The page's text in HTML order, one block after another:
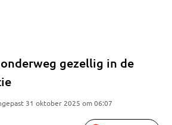
gezellig in de
31 oktober 2025 om 06:07